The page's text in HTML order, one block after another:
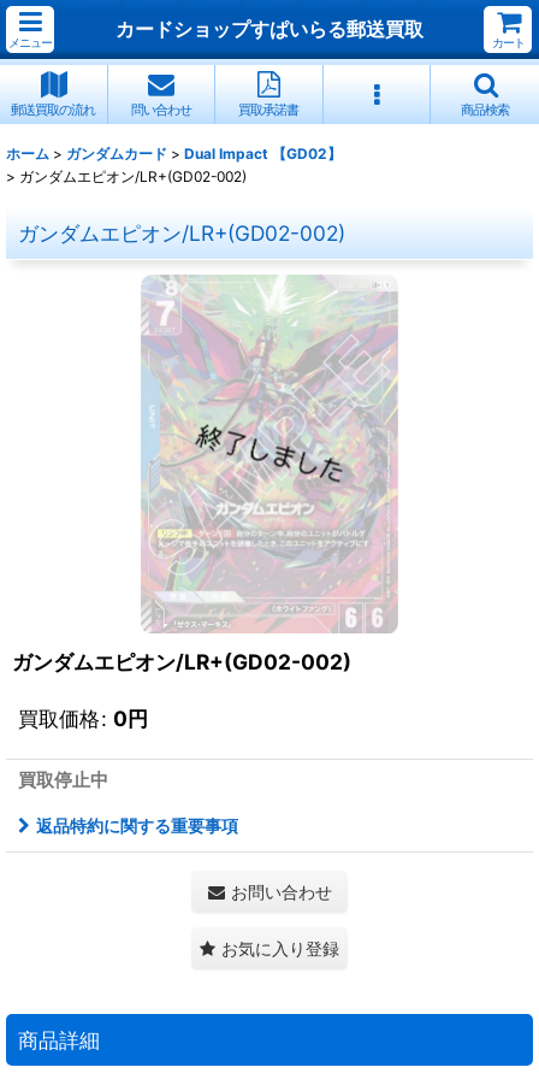
メニュー
カードショップすぱいらる郵送買取
カート
郵送買取の流れ 問い合わせ 買取承諾書 商品検索
ホーム > ガンダムカード > Dual Impact 【GD02】
> ガンダムエピオン/LR+(GD02-002)
ガンダムエピオン/LR+(GD02-002)
ガンダムエピオン/LR+(GD02-002)
買取価格: 0円
買取停止中
返品特約に関する重要事項
お問い合わせ
お気に入り登録
商品詳細